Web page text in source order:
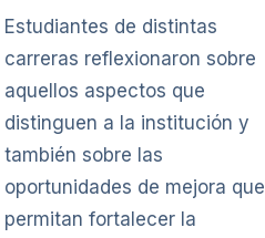
Estudiantes de distintas
carreras reflexionaron sobre
aquellos aspectos que
distinguen a la institución y
también sobre las
oportunidades de mejora que
permitan fortalecer la